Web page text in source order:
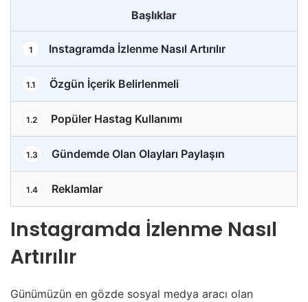
Başlıklar
1 Instagramda İzlenme Nasıl Artırılır
1.1 Özgün İçerik Belirlenmeli
1.2 Popüler Hastag Kullanımı
1.3 Gündemde Olan Olayları Paylaşın
1.4 Reklamlar
Instagramda İzlenme Nasıl
Artırılır
Günümüzün en gözde sosyal medya aracı olan